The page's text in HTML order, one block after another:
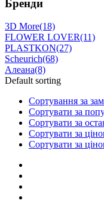
Бренди
3D More(18)
FLOWER LOVER(11)
PLASTKON(27)
Scheurich(68)
Алеана(8)
Default sorting
Сортування за
Сортувати за
Сортувати за
Сортувати за
Сортувати за